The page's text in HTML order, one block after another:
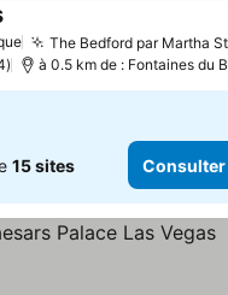
The Bedford par Martha
Consulter les prix
à 0.5 km de : Fontaines du
15 sites